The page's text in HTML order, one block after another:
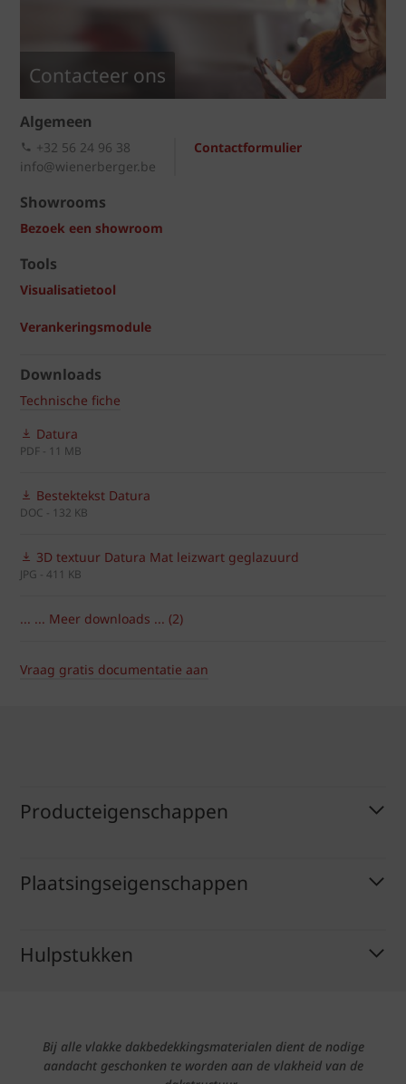
Contacteer ons
Algemeen
Contactformulier
+32 56 24 96 38
info@wienerberger.be
Showrooms
Bezoek een showroom
Tools
Visualisatietool
Verankeringsmodule
Downloads
Technische fiche
Datura
PDF - 11 MB
Bestektekst Datura
DOC - 132 KB
3D textuur Datura Mat leizwart geglazuurd
JPG - 411 KB
... ... Meer downloads ... (2)
Vraag gratis documentatie aan
Producteigenschappen
Plaatsingseigenschappen
Hulpstukken
Bij alle vlakke dakbedekkingsmaterialen dient de nodige
aandacht geschonken te worden aan de vlakheid van de